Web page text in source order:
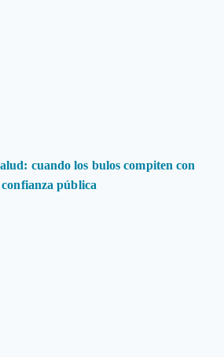
cuando los bulos compiten con
pública